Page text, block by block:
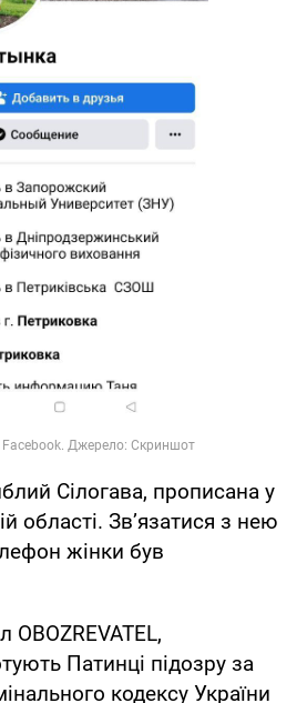
Сілогава, прописана у
області. Звʼязатися з нею
жінки був
Патинці підозру за
кодексу України